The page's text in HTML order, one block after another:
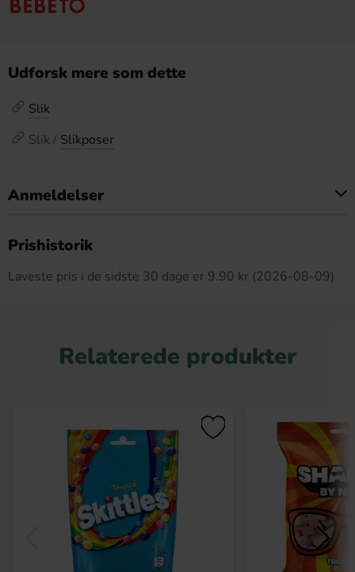
Udforsk mere som dette
Slik
Slik / Slikposer
Anmeldelser
Prishistorik
Laveste pris i de sidste 30 dage er 9.90 kr (2026-08-09)
Relaterede produkter